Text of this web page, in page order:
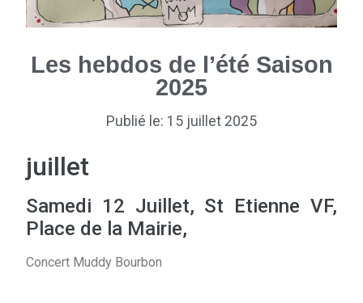
Les hebdos de l’été Saison
2025
Publié le: 15 juillet 2025
juillet
Samedi 12 Juillet, St Etienne VF,
Place de la Mairie,
Concert Muddy Bourbon